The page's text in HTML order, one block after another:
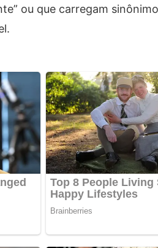
ou que carregam